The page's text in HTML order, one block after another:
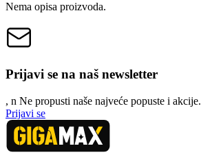
Nema opisa proizvoda.
Prijavi se na naš newsletter
, n Ne propusti naše najveće popuste i akcije.
Prijavi se